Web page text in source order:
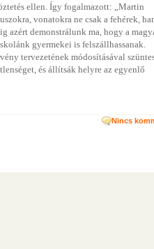
ellen. Így fogalmazott: „Martin
vonatokra ne csak a fehérek,
azért demonstrálunk ma, hogy a
gyermekei is felszállhassanak.
tervezetének módosításával
és állítsák helyre az egyenlő
Nincs